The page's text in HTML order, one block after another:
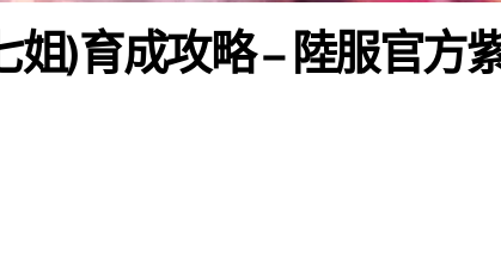
)育成攻略 – 陸服官方